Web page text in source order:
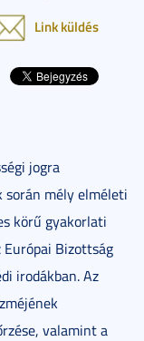
Link küldés
jogra
során mély elméleti
körű gyakorlati
Bizottság
irodákban. Az
valamint a